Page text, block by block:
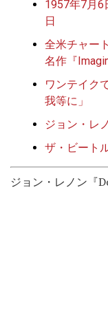
1957年7月6
日
全米チャー
名作『
ワンテイク
我等に」
ジョン・レ
ザ・ビート
ジョン・レノン『